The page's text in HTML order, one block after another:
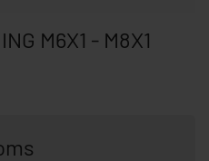
M6X1 - M8X1